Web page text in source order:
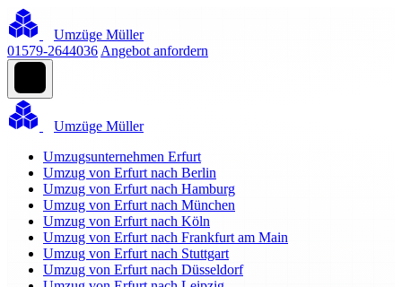
Umzüge Müller
01579-2644036 Angebot anfordern
Umzüge Müller
Umzugsunternehmen Erfurt
Umzug von Erfurt nach Berlin
Umzug von Erfurt nach Hamburg
Umzug von Erfurt nach München
Umzug von Erfurt nach Köln
Umzug von Erfurt nach Frankfurt am Main
Umzug von Erfurt nach Stuttgart
Umzug von Erfurt nach Düsseldorf